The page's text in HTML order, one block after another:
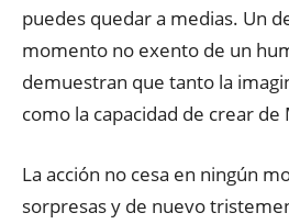
puedes quedar a medias. Un
momento no exento de un
demuestran que tanto la
como la capacidad de crear
La acción no cesa en ningún
sorpresas y de nuevo